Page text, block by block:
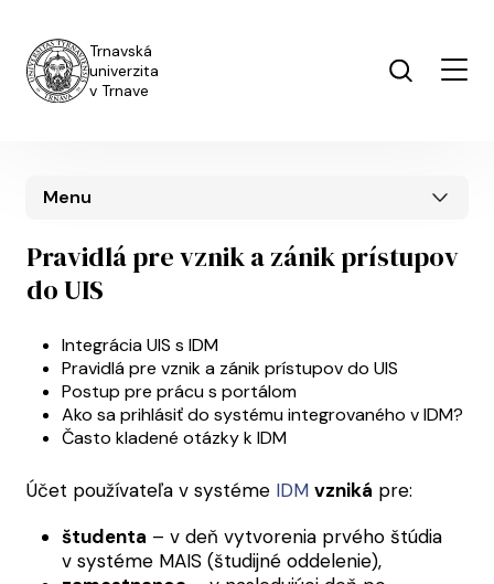
Trnavská
univerzita
v Trnave
Pravidlá pre vznik a zánik prístupov
do UIS
UIS menu
Integrácia UIS s IDM
Pravidlá pre vznik a zánik prístupov do UIS
Postup pre prácu s portálom
Ako sa prihlásiť do systému integrovaného v IDM?
Často kladené otázky k IDM
Účet používateľa v systéme IDM vzniká pre:
študenta – v deň vytvorenia prvého štúdia
v systéme MAIS (študijné oddelenie),
Menu